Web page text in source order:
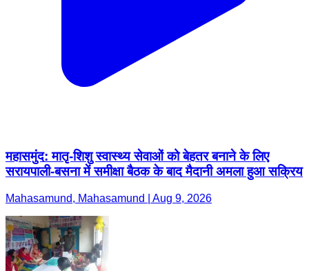
महासमुंद: मातृ-शिशु स्वास्थ्य सेवाओं को बेहतर बनाने के लिए
सरायपाली-बसना में समीक्षा बैठक के बाद मैदानी अमला हुआ सक्रिय
Mahasamund, Mahasamund | Aug 9, 2026